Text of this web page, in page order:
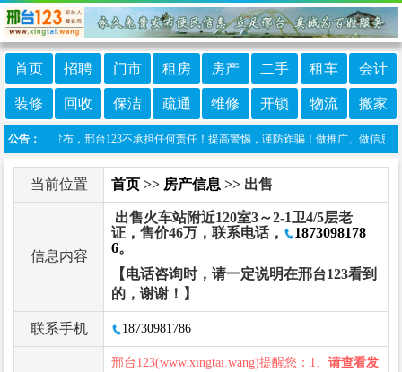
首页 招聘 门市 租房 房产 二手 租车 会计
装修 回收 保洁 疏通 维修 开锁 物流 搬家
公告：
友自行发布，邢台123不承担任何责任！提高警惕，谨防诈骗！做推广、做信息置
当前位置 首页 >> 房产信息 >> 出售
信息内容
出售火车站附近120室3～2-1卫4/5层老
证，售价46万，联系电话，
1873098178
6。
【电话咨询时，请一定说明在邢台123看到
的，谢谢！】
联系手机 18730981786
邢台123(www.xingtai.wang)提醒您：1、 请查看发